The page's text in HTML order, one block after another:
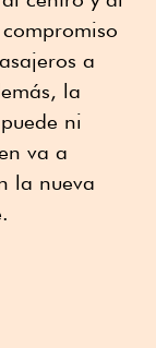
a
la
ni
va a
la nueva